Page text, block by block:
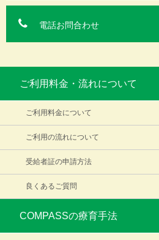
ご利用料金・流れについて
ご利用料金について
ご利用の流れについて
受給者証の申請方法
良くあるご質問
COMPASSの療育手法
電話お問合わせ